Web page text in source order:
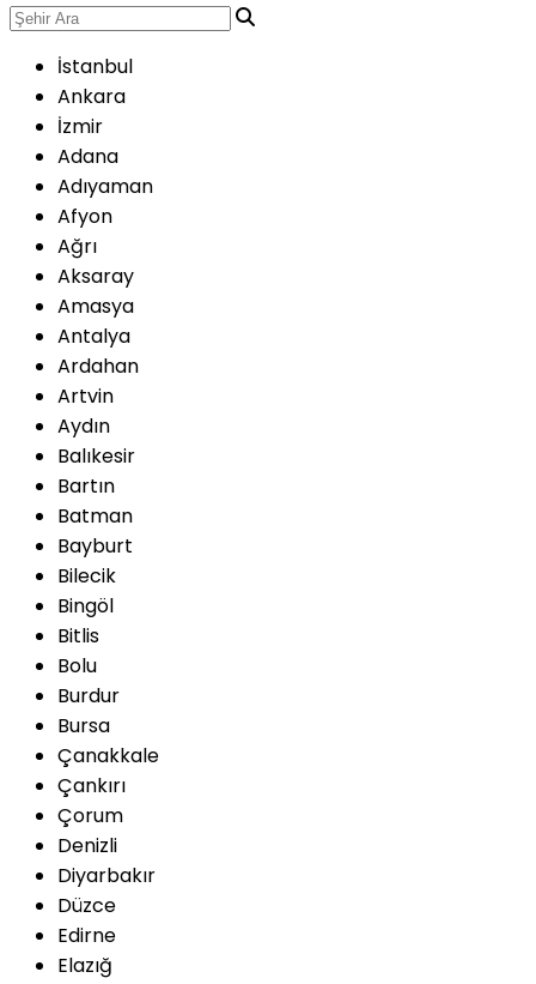
İstanbul
Ankara
İzmir
Adana
Adıyaman
Afyon
Ağrı
Aksaray
Amasya
Antalya
Ardahan
Artvin
Aydın
Balıkesir
Bartın
Batman
Bayburt
Bilecik
Bingöl
Bitlis
Bolu
Burdur
Bursa
Çanakkale
Çankırı
Çorum
Denizli
Diyarbakır
Düzce
Edirne
Elazığ